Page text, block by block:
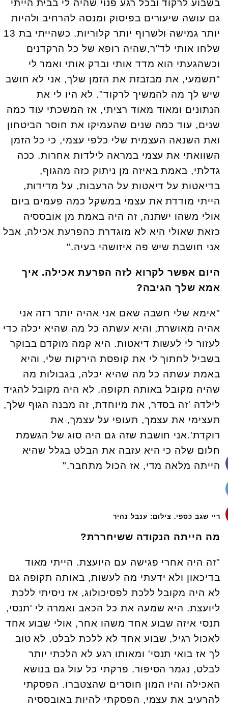
בשבוע לרקוד ובכל רגע פנוי שהיה לי בבית הייתי
גם עושה שיעורים בפיסוק ומנסה להרחיב ולהיות
יותר גמישה ולשרוף יותר קלוריות. כשהייתי בת 13
שלחו אותי לד"ר,שהיה רופא של כל הרקדנים
וכשהגעתי הוא מדד אותי ובדק אותי ואמר לי
"תשמעי, את מבזבזת את הזמן שלך, אני לא חושב
שיש לך מה להמשיך לרקוד". לא היו לי את
הנתונים ומאוד מאוד רציתי, אז המשכתי עוד כמה
שנים, עוד כמה שנים שהעמיקו את חוסר הביטחון
ואת השנאה העצמית שלי כלפי עצמי, כי כל הזמן
השוואתי את עצמי במראה לילדות אחרות. ככה
גדלתי, באמת באיזה מן ניתוק כזה מהגוף,
בדיאטות על דיאטות על הרעבות, על מדידות,
הייתי מודדת את עצמי במשקל כמה פעמים ביום
אולי משהו ישתנה, זה היה באמת מן אובססיה
כזאת שאולי היא לא מוגדרת כהפרעת אכילה, אבל
אני חושבת שיש פה איזושהי בעיה."
היום אפשר לקרוא לזה הפרעת אכילה. איך
אמא שלך הגיבה?
"אימא שלי חשבה שאם אני אהיה יותר רזה אני
אהיה מאושרת, והיא עשתה כל מה שהיא יכלה כדי
לעזור לי לעשות דיאטות. היא קמה מוקדם בבוקר
בשביל לחתוך לי את קופסת הירקות שלי, והיא
באמת עשתה כל מה שהיא יכלה, בגבולות מה
שהיה מקובל באותה תקופה. לא היה מקובל להגיד
לילדה 'זה בסדר, את מיוחדת, זה מבנה הגוף שלך,
תעצימי את עצמך, תעופי על עצמך, את
רוקדת'.אני חושבת שזה גם היה סוג של הגשמת
חלום שלה כי היא עזבה את הבלט בגלל שהיא
הייתה מלאה מדי, אז הכול מתחבר."
ריי שגב כספי. צילום: ענבל נהיר
מה הייתה הנקודה ששיחררת?
"זה היה אחרי פגישה עם היועצת. הייתי מאוד
בדיכאון ולא ידעתי מה לעשות, באותה תקופה גם
לא היה מקובל ללכת לפסיכולוג, אז ניסיתי ללכת
ליועצת. היא שמעה את כל הכאב ואמרה לי 'תנסי,
תנסי איזה שבוע אחד משהו אחר, אולי שבוע אחד
לאכול רגיל, שבוע אחד לא ללכת לבלט, לא טוב
לך אז בואי תנסי' ומאותו רגע לא הלכתי יותר
לבלט, נגמר הסיפור. פרקתי כל עול גם בנושא
האכילה והיו המון חוסרים שהצטברו. הפסקתי
להרעיב את עצמי, הפסקתי להיות באובססיה